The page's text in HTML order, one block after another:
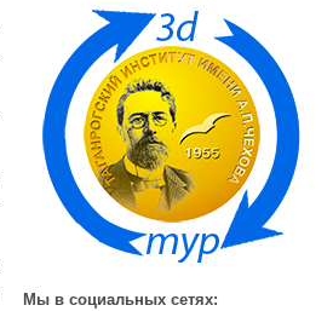
Мы в социальных сетях: